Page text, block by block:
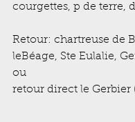
courgettes, p de terre,
Retour: chartreuse de
leBéage, Ste Eulalie,
ou
retour direct le Gerbier